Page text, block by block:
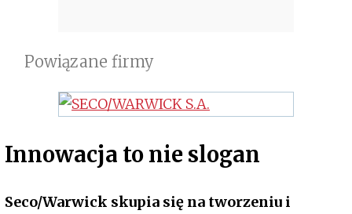
Powiązane firmy
Innowacja to nie slogan
Seco/Warwick skupia się na tworzeniu i